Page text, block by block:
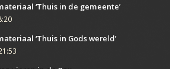
‘Thuis in de gemeente’
‘Thuis in Gods wereld’